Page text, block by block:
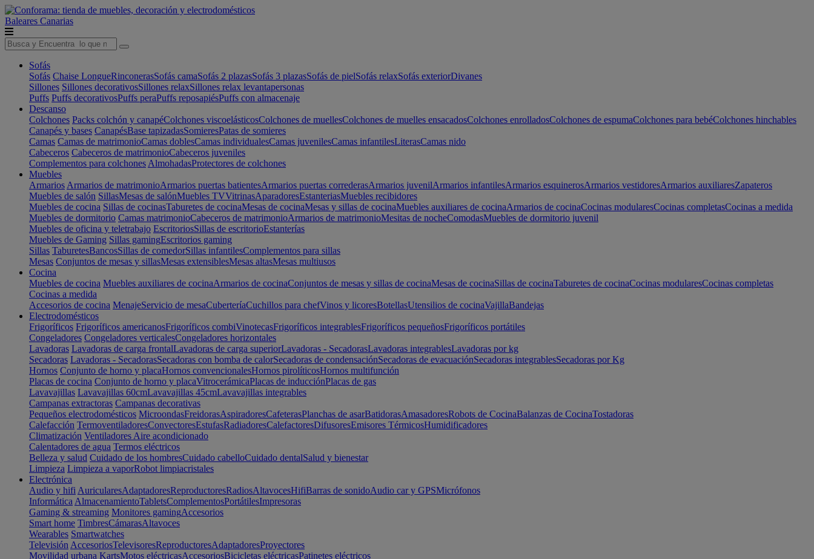
Baleares Canarias
Sofás
Sofás Chaise LongueRinconerasSofás camaSofás 2 plazasSofás 3 plazasSofás de pielSofás relaxSofás exteriorDivanes
Sillones Sillones decorativosSillones relaxSillones relax levantapersonas
Puffs Puffs decorativosPuffs peraPuffs reposapiésPuffs con almacenaje
Descanso
Colchones Packs colchón y canapéColchones viscoelásticosColchones de muellesColchones de muelles ensacadosColchones enrolladosColchones de espumaColchones para bebéColchones hinchables
Canapés y bases CanapésBase tapizadasSomieresPatas de somieres
Camas Camas de matrimonioCamas doblesCamas individualesCamas juvenilesCamas infantilesLiterasCamas nido
Cabeceros Cabeceros de matrimonioCabeceros juveniles
Complementos para colchones AlmohadasProtectores de colchones
Muebles
Armarios Armarios de matrimonioArmarios puertas batientesArmarios puertas correderasArmarios juvenilArmarios infantilesArmarios esquinerosArmarios vestidoresArmarios auxiliaresZapateros
Muebles de salón SillasMesas de salónMuebles TVVitrinasAparadoresEstanteriasMuebles recibidores
Muebles de cocina Sillas de cocinasTaburetes de cocinaMesas de cocinaMesas y sillas de cocinaMuebles auxiliares de cocinaArmarios de cocinaCocinas modularesCocinas completasCocinas a medida
Muebles de dormitorio Camas matrimonioCabeceros de matrimonioArmarios de matrimonioMesitas de nocheComodasMuebles de dormitorio juvenil
Muebles de oficina y teletrabajo EscritoriosSillas de escritorioEstanterías
Muebles de Gaming Sillas gamingEscritorios gaming
Sillas TaburetesBancosSillas de comedorSillas infantilesComplementos para sillas
Mesas Conjuntos de mesas y sillasMesas extensiblesMesas altasMesas multiusos
Cocina
Muebles de cocina Muebles auxiliares de cocinaArmarios de cocinaConjuntos de mesas y sillas de cocinaMesas de cocinaSillas de cocinaTaburetes de cocinaCocinas modularesCocinas completas
Cocinas a medida
Accesorios de cocina MenajeServicio de mesaCuberteríaCuchillos para chefVinos y licoresBotellasUtensilios de cocinaVajillaBandejas
Electrodomésticos
Frigoríficos Frigoríficos americanosFrigoríficos combiVinotecasFrigoríficos integrablesFrigoríficos pequeñosFrigoríficos portátiles
Congeladores Congeladores verticalesCongeladores horizontales
Lavadoras Lavadoras de carga frontalLavadoras de carga superiorLavadoras - SecadorasLavadoras integrablesLavadoras por kg
Secadoras Lavadoras - SecadorasSecadoras con bomba de calorSecadoras de condensaciónSecadoras de evacuaciónSecadoras integrablesSecadoras por Kg
Hornos Conjunto de horno y placaHornos convencionalesHornos pirolíticosHornos multifunción
Placas de cocina Conjunto de horno y placaVitrocerámicaPlacas de inducciónPlacas de gas
Lavavajillas Lavavajillas 60cmLavavajillas 45cmLavavajillas integrables
Campanas extractoras Campanas decorativas
Pequeños electrodomésticos MicroondasFreidorasAspiradoresCafeterasPlanchas de asarBatidorasAmasadoresRobots de CocinaBalanzas de CocinaTostadoras
Calefacción TermoventiladoresConvectoresEstufasRadiadoresCalefactoresDifusoresEmisores TérmicosHumidificadores
Climatización Ventiladores Aire acondicionado
Calentadores de agua Termos eléctricos
Belleza y salud Cuidado de los hombresCuidado cabelloCuidado dentalSalud y bienestar
Limpieza Limpieza a vaporRobot limpiacristales
Electrónica
Audio y hifi AuricularesAdaptadoresReproductoresRadiosAltavocesHifiBarras de sonidoAudio car y GPSMicrófonos
Informática AlmacenamientoTabletsComplementosPortátilesImpresoras
Gaming & streaming Monitores gamingAccesorios
Smart home TimbresCámarasAltavoces
Wearables Smartwatches
Televisión AccesoriosTelevisoresReproductoresAdaptadoresProyectores
Movilidad urbana KartsMotos eléctricasAccesoriosBicicletas eléctricasPatinetes eléctricos